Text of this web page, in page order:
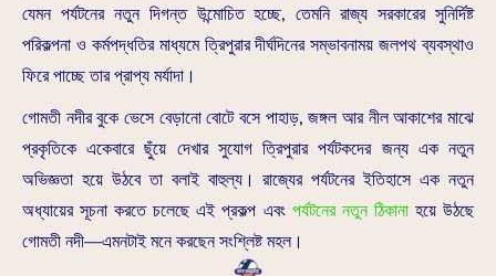
যেমন পর্যটনের নতুন দিগন্ত উন্মোচিত হচ্ছে, তেমনি রাজ্য সরকারের সুনির্দিষ্ট
পরিকল্পনা ও কর্মপদ্ধতির মাধ্যমে ত্রিপুরার দীর্ঘদিনের সম্ভাবনাময় জলপথ ব্যবস্থাও
ফিরে পাচ্ছে তার প্রাপ্য মর্যাদা।
গোমতী নদীর বুকে ভেসে বেড়ানো বোটে বসে পাহাড়, জঙ্গল আর নীল আকাশের মাঝে
প্রকৃতিকে একেবারে ছুঁয়ে দেখার সুযোগ ত্রিপুরার পর্যটকদের জন্য এক নতুন
অভিজ্ঞতা হয়ে উঠবে তা বলাই বাহুল্য। রাজ্যের পর্যটনের ইতিহাসে এক নতুন
অধ্যায়ের সূচনা করতে চলেছে এই প্রকল্প এবং পর্যটনের নতুন ঠিকানাহয়ে উঠছে
গোমতী নদী—এমনটাই মনে করছেন সংশ্লিষ্ট মহল।